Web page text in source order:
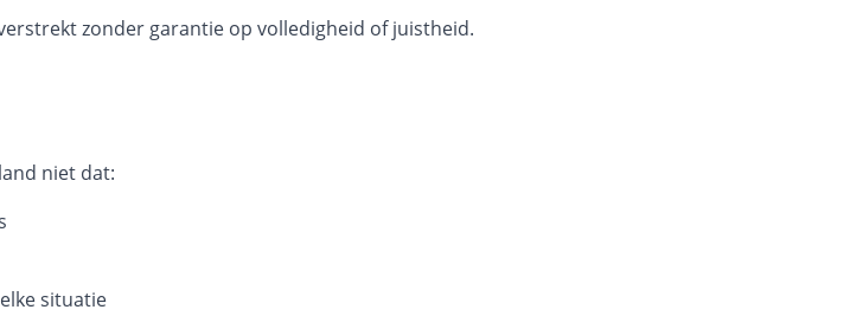
zonder garantie op volledigheid of juistheid.
niet dat:
situatie